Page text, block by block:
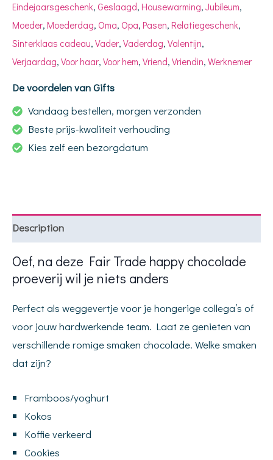
Eindejaarsgeschenk, Geslaagd, Housewarming, Jubileum,
Moeder, Moederdag, Oma, Opa, Pasen, Relatiegeschenk,
Sinterklaas cadeau, Vader, Vaderdag, Valentijn,
Verjaardag, Voor haar, Voor hem, Vriend, Vriendin, Werknemer
De voordelen van Gifts
Vandaag bestellen, morgen verzonden
Beste prijs-kwaliteit verhouding
Kies zelf een bezorgdatum
Description
Oef, na deze Fair Trade happy chocolade
proeverij wil je niets anders
Perfect als weggevertje voor je hongerige collega’s of
voor jouw hardwerkende team. Laat ze genieten van
verschillende romige smaken chocolade. Welke smaken
dat zijn?
Framboos/yoghurt
Kokos
Koffie verkeerd
Cookies